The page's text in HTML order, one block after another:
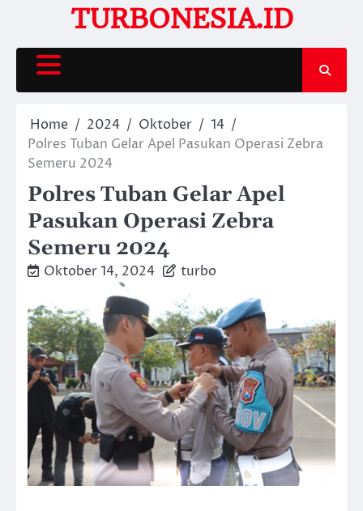
content
TURBONESIA.ID
Home 2024 Oktober
14
Polres Tuban Gelar Apel Pasukan Operasi Zebra
Semeru 2024
Polres Tuban Gelar Apel
Pasukan Operasi Zebra
Semeru 2024
Oktober 14, 2024 turbo